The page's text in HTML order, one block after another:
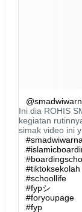
Ini dia ROHIS
kegiatan
simak video ini
#smadwiwarna
#tiktoksekolah
#schoollife
#fypシ
#foryoupage
#fyp